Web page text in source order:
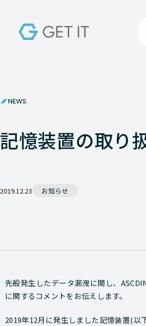
NEWS
記憶装置の取り
2019.12.23 お知らせ
先般発生したデータ漏洩に関し、
に関するコメントをお伝えします。
2019年12月に発生しました記憶装置(以